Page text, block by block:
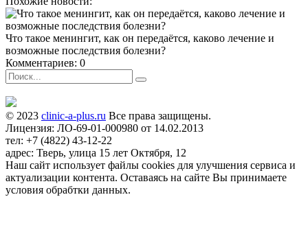
Что такое менингит, как он передаётся, каково лечение и
возможные последствия болезни?
Комментариев: 0
© 2023 clinic-a-plus.ru Все права защищены.
Лицензия: ЛО-69-01-000980 от 14.02.2013
тел: +7 (4822) 43-12-22
адрес: Тверь, улица 15 лет Октября, 12
Наш сайт использует файлы cookies для улучшения сервиса и
актуализации контента. Оставаясь на сайте Вы принимаете
условия обрабтки данных.